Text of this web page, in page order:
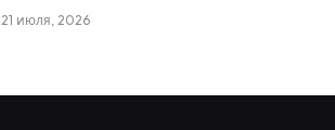
21 июля, 2026